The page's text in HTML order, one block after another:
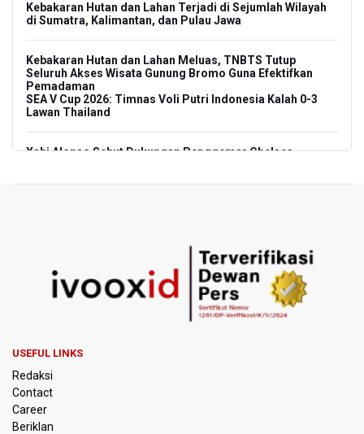
Kebakaran Hutan dan Lahan Terjadi di Sejumlah Wilayah
di Sumatra, Kalimantan, dan Pulau Jawa
Kebakaran Hutan dan Lahan Meluas, TNBTS Tutup
Seluruh Akses Wisata Gunung Bromo Guna Efektifkan
Pemadaman
SEA V Cup 2026: Timnas Voli Putri Indonesia Kalah 0-3
Lawan Thailand
Xabi Alonso Sebut Dukungan Penggemar Chelsea
Tim 9 Kejagung Periksa Febrie Adransayah sebagai
Tersangka dan Saksi Terkait Kasus TPPU
BPIP: Satu Siswa Sekolah Rakyat Jadi Calon Paskibraka
Lahan
Kemensos Targetkan 150 Ribu Siswa Masuk Program
Sekolah Rakyat Tahun 2027
USEFUL LINKS
Redaksi
Contact
Career
Beriklan